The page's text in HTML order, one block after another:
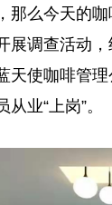
那么今天的
展调查活动
天使咖啡管
业“上岗”。